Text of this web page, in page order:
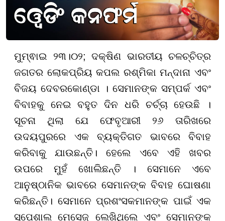
ମୁମ୍ଵାଇ ୨୩।୦୨; ଦକ୍ଷିଣ ଭାରତୀୟ ଚଳଚ୍ଚିତ୍ର
ଜଗତର ଲୋକପ୍ରିୟ କପଲ ରଶ୍ମିକା ମନ୍ଦାନା ଏବଂ
ବିଜୟ ଦେବରକୋଣ୍ଡା । ସେମାନଙ୍କ ସମ୍ପର୍କ ଏବଂ
ବିବାହକୁ ନେଇ ବହୁତ ଦିନ ଧରି ଚର୍ଚ୍ଚା ହେଉଛି ।
ସୂଚନା ଥିଲା ଯେ ଫେବୃଆରୀ ୨୬ ତାରିଖରେ
ଉଦୟପୁରରେ ଏକ ବ୍ୟକ୍ତିଗତ ଭାବରେ ବିବାହ
କରିବାକୁ ଯାଉଛନ୍ତି। ହେଲେ ଏବେ ଏହି ଖବର
ଉପରେ ମୁହଁ ଖୋଲିଛନ୍ତି । ସେମାନେ ଏବେ
ଆନୁଷ୍ଠାନିକ ଭାବରେ ସେମାନଙ୍କ ବିବାହ ଘୋଷଣା
କରିଛନ୍ତି। ସେମାନେ ପ୍ରଶଂସକମାନଙ୍କ ପାଇଁ ଏକ
ସ୍ପେଶାଲ ମେସେଜ୍ ଲେଖିଥିଲେ ଏବଂ ସେମାନଙ୍କ